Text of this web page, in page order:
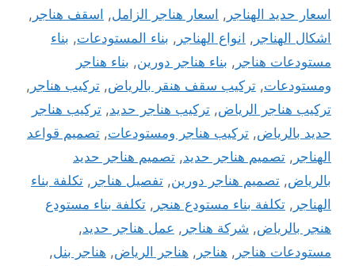
اسعار حديد الهناجر , اسعار هناجر الزامل, اسقف هناجر ,
اشكال الهناجر , انواع الهناجر , بناء المستودعات, بناء
مستودعات هناجر , بناء هناجر دورين, بناء هناجر
ومستودعات, تركيب سقف هنقر بالرياض, تركيب هناجر ,
تركيب هناجر الرياض, تركيب هناجر حديد, تركيب هناجر
حديد بالرياض, تركيب هناجر ومستودعات, تصميم قواعد
الهناجر , تصميم هناجر حديد, تصميم هناجر حديد
بالرياض, تصميم هناجر دورين, تفصيل هناجر , تكلفة بناء
الهناجر , تكلفة بناء مستودع هنجر , تكلفة بناء مستودع
هنجر بالرياض, شركة هناجر , عمل هناجر حديد,
مستودعات هناجر , هناجر , هناجر الرياض, هناجر بنل,